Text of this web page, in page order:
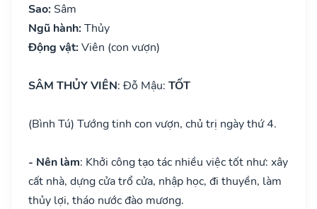
Sao: Sâm
Ngũ hành: Thủy
Động vật: Viên (con vượn)
SÂM THỦY VIÊN: Đỗ Mậu: TỐT
(Bình Tú) Tướng tinh con vượn, chủ trị ngày thứ 4.
- Nên làm: Khởi công tạo tác nhiều việc tốt như: xây
cất nhà, dựng cửa trổ cửa, nhập học, đi thuyền, làm
thủy lợi, tháo nước đào mương.